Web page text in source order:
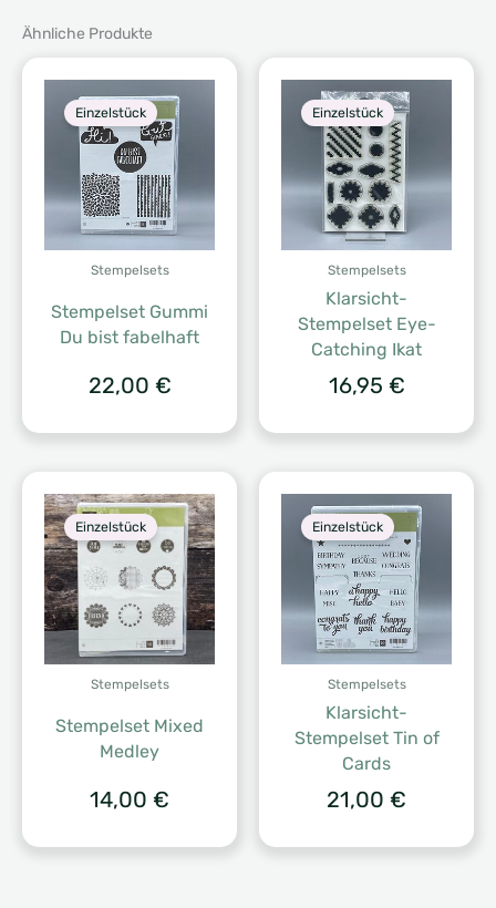
Ähnliche Produkte
Einzelstück
Stempelsets
Stempelset Gummi
Du bist fabelhaft
22,00 €
Einzelstück
Stempelsets
Klarsicht-
Stempelset Eye-
Catching Ikat
16,95 €
Einzelstück
Stempelsets
Stempelset Mixed
Medley
14,00 €
Einzelstück
Stempelsets
Klarsicht-
Stempelset Tin of
Cards
21,00 €